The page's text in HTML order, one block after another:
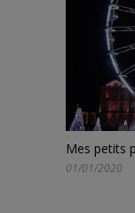
Mes petits
01/01/2020